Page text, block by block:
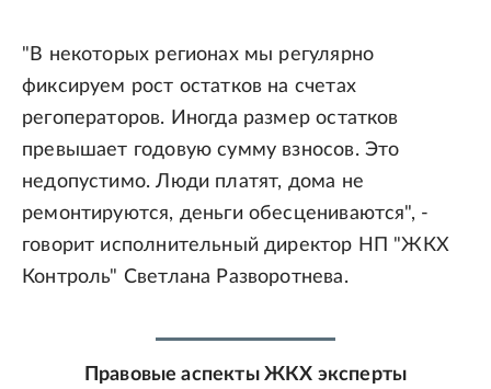
"В некоторых регионах мы регулярно
фиксируем рост остатков на счетах
регоператоров. Иногда размер остатков
превышает годовую сумму взносов. Это
недопустимо. Люди платят, дома не
ремонтируются, деньги обесцениваются", -
говорит исполнительный директор НП "ЖКХ
Контроль" Светлана Разворотнева.
Правовые аспекты ЖКХ эксперты